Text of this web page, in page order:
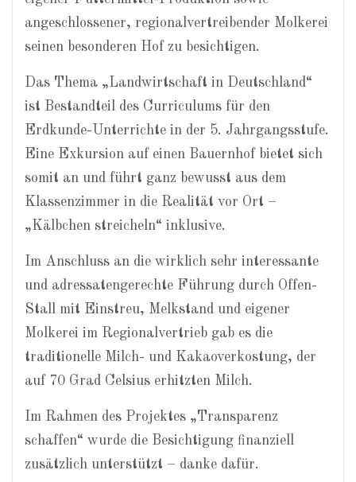
angeschlossener, regionalvertreibender Molkerei
seinen besonderen Hof zu besichtigen.
Das Thema „Landwirtschaft in Deutschland“
ist Bestandteil des Curriculums für den
Erdkunde-Unterrichte in der 5. Jahrgangsstufe.
Eine Exkursion auf einen Bauernhof bietet sich
somit an und führt ganz bewusst aus dem
Klassenzimmer in die Realität vor Ort –
„Kälbchen streicheln“ inklusive.
Im Anschluss an die wirklich sehr interessante
und adressatengerechte Führung durch Offen-
Stall mit Einstreu, Melkstand und eigener
Molkerei im Regionalvertrieb gab es die
traditionelle Milch- und Kakaoverkostung, der
auf 70 Grad Celsius erhitzten Milch.
Im Rahmen des Projektes „Transparenz
schaffen“ wurde die Besichtigung finanziell
zusätzlich unterstützt – danke dafür.